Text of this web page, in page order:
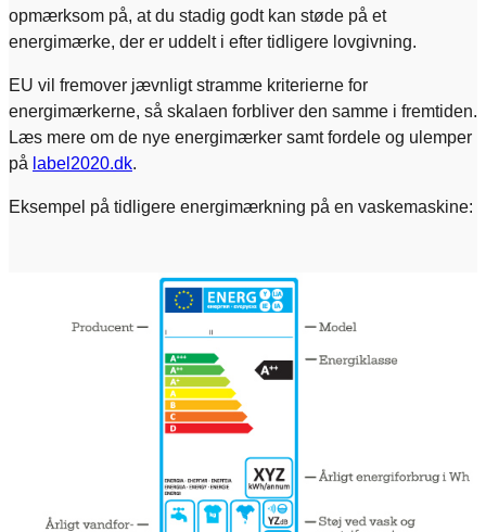
opmærksom på, at du stadig godt kan støde på et
energimærke, der er uddelt i efter tidligere lovgivning.
EU vil fremover jævnligt stramme kriterierne for
energimærkerne, så skalaen forbliver den samme i fremtiden.
Læs mere om de nye energimærker samt fordele og ulemper
på label2020.dk.
Eksempel på tidligere energimærkning på en vaskemaskine: